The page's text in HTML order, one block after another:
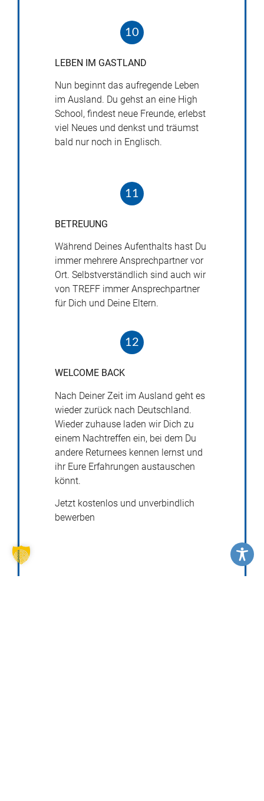
10
LEBEN IM GASTLAND
Nun beginnt das aufregende Leben
im Ausland. Du gehst an eine High
School, findest neue Freunde, erlebst
viel Neues und denkst und träumst
bald nur noch in Englisch.
11
BETREUUNG
Während Deines Aufenthalts hast Du
immer mehrere Ansprechpartner vor
Ort. Selbstverständlich sind auch wir
von TREFF immer Ansprechpartner
für Dich und Deine Eltern.
12
WELCOME BACK
Nach Deiner Zeit im Ausland geht es
wieder zurück nach Deutschland.
Wieder zuhause laden wir Dich zu
einem Nachtreffen ein, bei dem Du
andere Returnees kennen lernst und
ihr Eure Erfahrungen austauschen
könnt.
Jetzt kostenlos und unverbindlich
bewerben